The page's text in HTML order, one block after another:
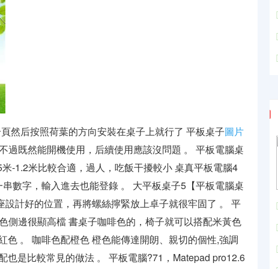
然后按照荷葉的方向安裝在桌子上就行了 平板桌子圖片
既然能開機使用，后續使用應該沒問題 。 平板電腦桌
-1.2米比較合適，過人，吃飯干擾較小 桌真平板電腦4
數字，輸入進去也能登錄 。 大平板桌子5【平板電腦桌
計好的位置，再將螺絲擰緊放上卓子就很牢固了 。 平
側邊很顯高檔 書桌子咖啡色的，椅子就可以搭配米黃色
。 咖啡色配橙色 橙色能傳達開朗、親切的個性,強調
是比較常見的做法 。 平板電腦?71，Matepad pro12.6